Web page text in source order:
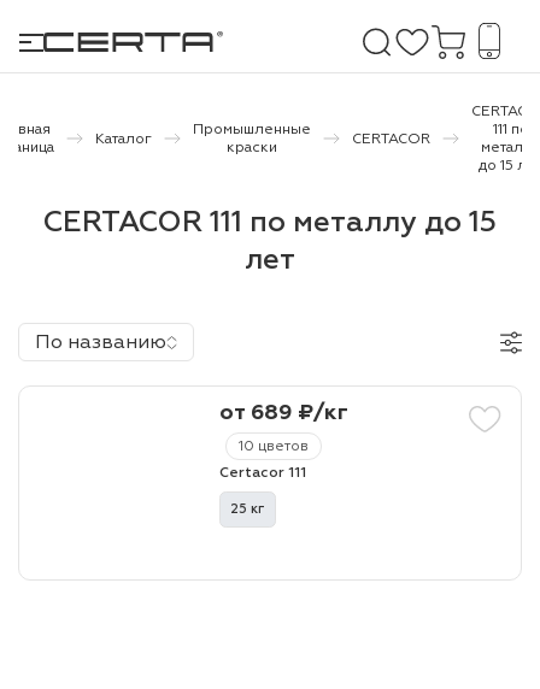
и дачи
бетону,
Каталог
Промышленные
краски
CERTACOR
111 по
металлу
до 15
CERTACOR 111 по металлу до 15
лет
По названию
10 цветов
от 689 ₽/кг
Certacor 111
25 кг